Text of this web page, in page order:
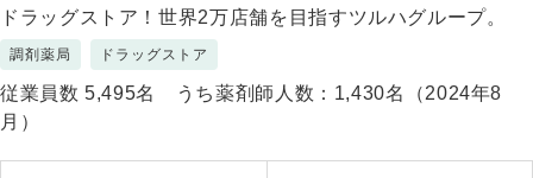
ドラッグストア！世界2万店舗を目指すツルハグループ。
調剤薬局 ドラッグストア
従業員数 5,495名 うち薬剤師人数：1,430名（2024年8
月）